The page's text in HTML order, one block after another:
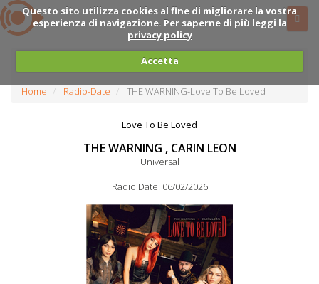
Questo sito utilizza cookies al fine di migliorare la vostra
esperienza di navigazione. Per saperne di più leggi la
privacy policy
Accetta
Home Radio-Date THE WARNING-Love To Be Loved
Love To Be Loved
THE WARNING , CARIN LEON
Universal
Radio Date: 06/02/2026